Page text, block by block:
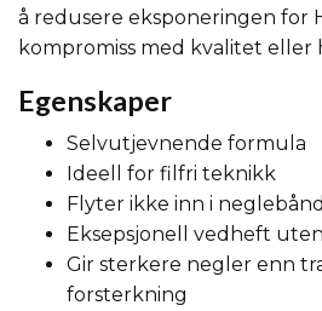
å redusere eksponeringen for
kompromiss med kvalitet eller
Egenskaper
Selvutjevnende formula
Ideell for filfri teknikk
Flyter ikke inn i
Eksepsjonell vedheft uten
Gir sterkere negler enn
forsterkning